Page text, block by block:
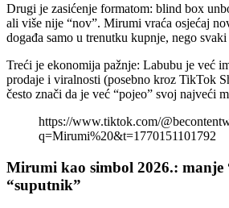
Drugi je zasićenje formatom: blind box
ali više nije “nov”. Mirumi vraća osjećaj
događa samo u trenutku kupnje, nego
Treći je ekonomija pažnje: Labubu je već
prodaje i viralnosti (posebno kroz TikTok
često znači da je već “pojeo” svoj najveći
https://www.tiktok.com/
q=Mirumi%20&t=1770151101792
Mirumi kao simbol 2026.: manje
“suputnik”